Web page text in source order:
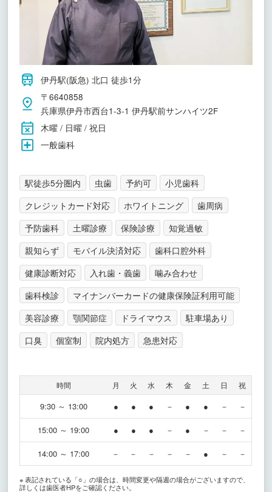
伊丹駅(阪急) 北口 徒歩1分
〒6640858
兵庫県伊丹市西台1-3-1 伊丹駅前サンハイツ2F
木曜 / 日曜 / 祝日
一般歯科
駅徒歩5分圏内 虫歯 予約可
小児歯科
クレジットカード対応
ホワイトニング
歯周病
予防歯科
土曜診療 保険診療
知覚過敏
親知らず
モバイル決済対応
歯科口腔外科
健康診断対応
入れ歯・義歯
噛み合わせ
歯科検診
マイナンバーカードの健康保険証利用可能
美容診療
顎関節症 ドライマウス
駐車場あり
口臭
個室制 院内処方 急患対応
時間 月 火 水 木 金 土 日 祝
9:30 ～ 13:00 ● ● ● － ● ● － －
15:00 ～ 19:00 ● ● ● － ● － － －
14:00 ～ 17:00 － － － － － ● － －
※ 表記されている「○」の場合は、時間変更や隔週の場合がございますので、
詳しくは歯医者HPをご確認ください。